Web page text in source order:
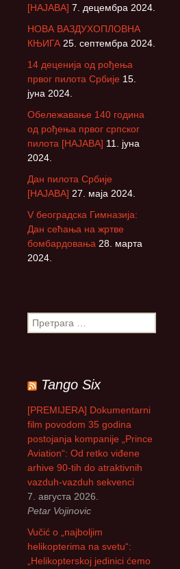
[НАЈАВА] 7. децембра 2024.
НОВА ВАЗДУХОПЛОВНА
КЊИГА 25. септембра 2024.
14 деценија од рођења
првог пилота Србије 15.
јуна 2024.
Обележавање 140 година
од рођења првог српског
пилота [НАЈАВА] 11. јуна
2024.
Дан пилота Србије
[НАЈАВА] 27. маја 2024.
V београдска Гимназија:
Дан сећања на жртве
бомбардовања 28. марта
2024.
П
р
а
г
а
а
Tango Six
[PREMIJERA] Dokumentarni
film povodom 35 godina
postojanja kompanije „Prince
Aviation“: Od retko viđene
arhive 90-tih do atraktivnih
vazduh-vazduh sekvenci
7. августа 2026.
Petar Vojinovic
Vučić o „najboljim
helikopterima na svetu“:
„Helikopterskoj jedinici ćemo